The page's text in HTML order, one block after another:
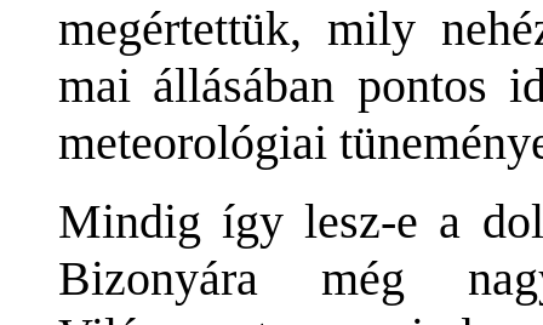
megértettük, mily
mai állásában pontos
meteorológiai
Mindig így lesz-e a
Bizonyára még